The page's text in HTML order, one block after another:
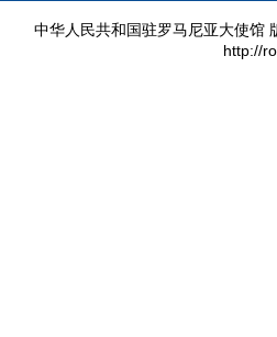
中华人民共和国驻罗马尼亚大使馆
http://